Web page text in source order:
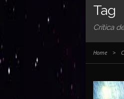
Tag
Crítica
Home >